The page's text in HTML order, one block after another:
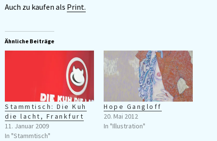
Auch zu kaufen als Print.
Ähnliche Beiträge
Stammtisch: Die Kuh
die lacht, Frankfurt
11. Januar 2009
In "Stammtisch"
Hope Gangloff
20. Mai 2012
In "Illustration"